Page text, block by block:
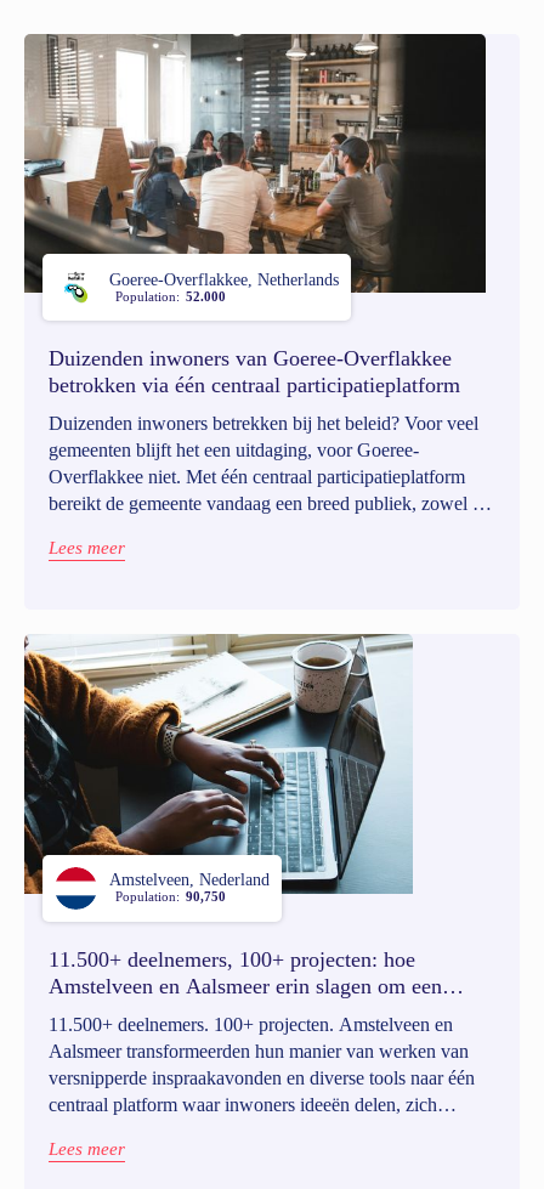
Goeree-Overflakkee, Netherlands
Population: 52.000
Duizenden inwoners van Goeree-Overflakkee
betrokken via één centraal participatieplatform
Duizenden inwoners betrekken bij het beleid? Voor veel
gemeenten blijft het een uitdaging, voor Goeree-
Overflakkee niet. Met één centraal participatieplatform
bereikt de gemeente vandaag een breed publiek, zowel bij
versnipperd en ad hoc verliep, groeide uit tot een
Lees meer
Amstelveen, Nederland
Population: 90,750
11.500+ deelnemers, 100+ projecten: hoe
Amstelveen en Aalsmeer erin slagen om een
sterke participatiecultuur uit te bouwen
11.500+ deelnemers. 100+ projecten. Amstelveen en
Aalsmeer transformeerden hun manier van werken van
versnipperde inspraakavonden en diverse tools naar één
centraal platform waar inwoners ideeën delen, zich
Go Vocal bouwden ze aan een sterke, schaalbare
Lees meer